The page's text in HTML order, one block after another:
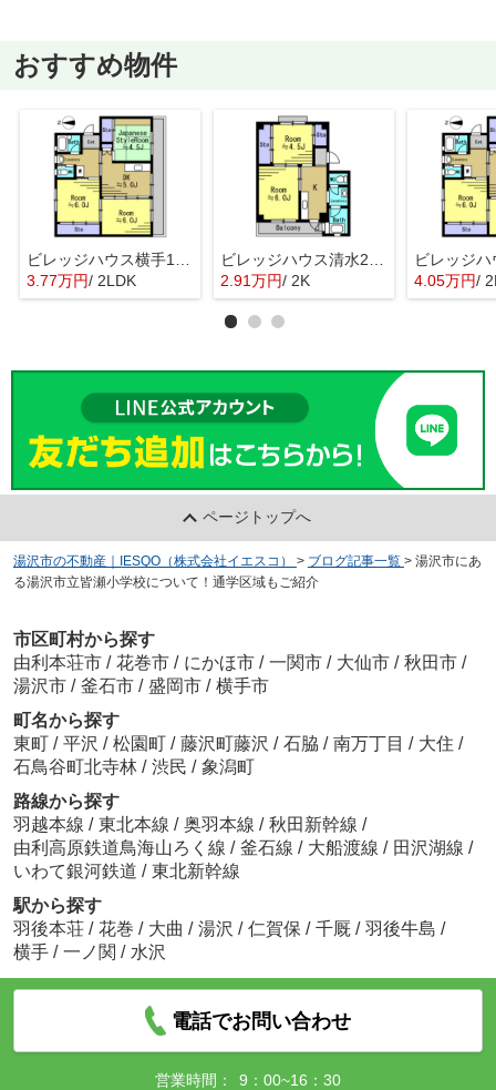
おすすめ物件
ビレッジハウス横手1号棟
3.77万円/ 2LDK
ビレッジハウス清水2号棟
2.91万円/ 2K 4.05万円/
ページトップへ
湯沢市の不動産｜IESQO（株式会社イエスコ） > ブログ記事一覧 > 湯沢市にあ
る湯沢市立皆瀬小学校について！通学区域もご紹介
市区町村から探す
由利本荘市 / 花巻市 / にかほ市 / 一関市 / 大仙市 / 秋田市 /
湯沢市 / 釜石市 / 盛岡市 / 横手市
町名から探す
東町 / 平沢 / 松園町 / 藤沢町藤沢 / 石脇 / 南万丁目 / 大住 /
石鳥谷町北寺林 / 渋民 / 象潟町
路線から探す
羽越本線 / 東北本線 / 奥羽本線 / 秋田新幹線 /
由利高原鉄道鳥海山ろく線 / 釜石線 / 大船渡線 / 田沢湖線 /
いわて銀河鉄道 / 東北新幹線
駅から探す
羽後本荘 / 花巻 / 大曲 / 湯沢 / 仁賀保 / 千厩 / 羽後牛島 /
横手 / 一ノ関 / 水沢
電話でお問い合わせ
営業時間： 9：00~16：30